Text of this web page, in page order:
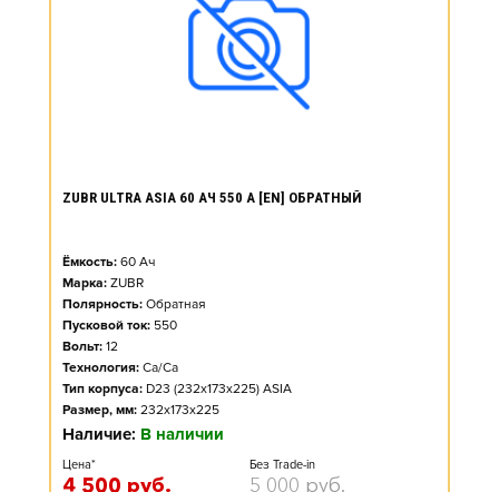
ZUBR ULTRA ASIA 60 АЧ 550 А [EN] ОБРАТНЫЙ
Ёмкость: 60 Ач
Марка: ZUBR
Полярность: Обратная
Пусковой ток: 550
Вольт: 12
Технология: Ca/Ca
Тип корпуса: D23 (232x173x225) ASIA
Размер, мм: 232x173x225
Наличие: В наличии
Цена*
4 500 руб.
Без Trade-in
5 000 руб.